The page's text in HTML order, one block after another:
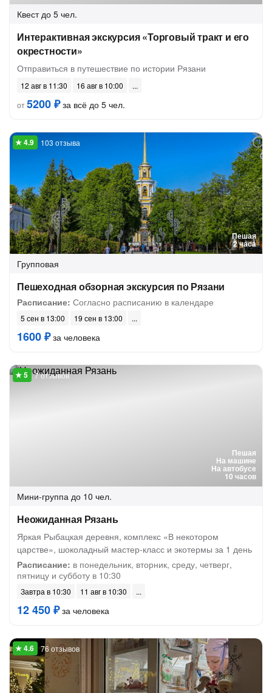
Квест до 5 чел.
Интерактивная экскурсия «Торговый тракт и его
окрестности»
Отправиться в путешествие по истории Рязани
12 авг в 11:30
16 авг в 10:00
от5200 ₽за всё до 5 чел.
Пешая
2 часа
103 отзыва
Групповая
Пешеходная обзорная экскурсия по Рязани
Расписание: Согласно расписанию в календаре
5 сен в 13:00 19 сен в 13:00
1600 ₽за человека
Пешая
На машине
На автобусе
10 часов
7 отзывов
Мини-группа до 10 чел.
Неожиданная Рязань
Яркая Рыбацкая деревня, комплекс «В некотором
царстве», шоколадный мастер-класс и экотермы за 1 день
Расписание: в понедельник, вторник, среду, четверг,
пятницу и субботу в 10:30
Завтра в 10:30 11 авг в 10:30
12 450 ₽за человека
76 отзывов